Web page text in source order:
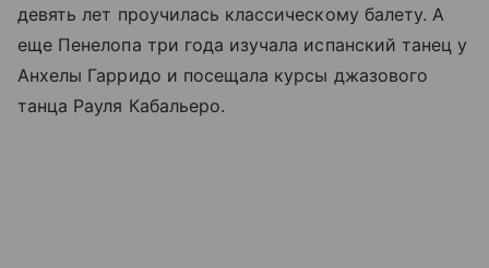
девять лет проучилась классическому балету. А
еще Пенелопа три года изучала испанский танец у
Анхелы Гарридо и посещала курсы джазового
танца Рауля Кабальеро.